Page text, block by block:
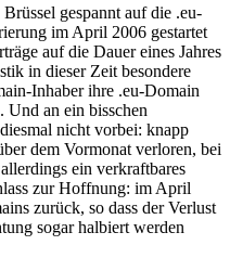
gespannt auf die .eu-
im April 2006 gestartet
auf die Dauer eines Jahres
in dieser Zeit besondere
Inhaber ihre .eu-Domain
Und an ein bisschen
nicht vorbei: knapp
dem Vormonat verloren, bei
ein verkraftbares
zur Hoffnung: im April
zurück, so dass der Verlust
sogar halbiert werden